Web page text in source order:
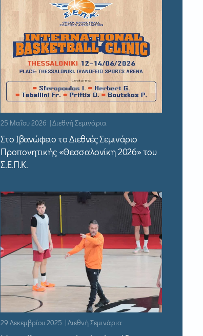
25 Μαΐου 2026 | Διεθνή Σεμινάρια
Στο Ιβανώφειο το Διεθνές Σεμινάριο
Προπονητικής «Θεσσαλονίκη 2026» του
Σ.Ε.Π.Κ.
29 Δεκεμβρίου 2025 | Διεθνή Σεμινάρια